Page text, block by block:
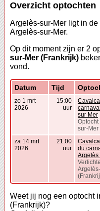
Overzicht optochten
Argelès-sur-Mer ligt in
Argelès-sur-Mer.
Op dit moment zijn er 2
sur-Mer (Frankrijk)
vond.
Datum Tijd
zo 1 mrt
2026
15:00
uur
sur Mer
Optocht
sur-Mer
za 14 mrt
2026
21:00
uur
du
Argelès
Weet jij nog een optocht
(Frankrijk)?